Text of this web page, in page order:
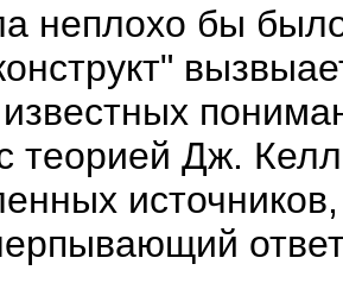
неплохо бы
теорией Дж.